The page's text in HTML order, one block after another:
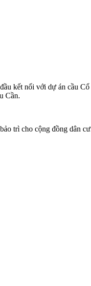
kết nối với dự án cầu
Cần.
trì cho cộng đồng dân